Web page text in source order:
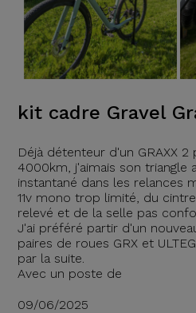
kit cadre Gravel
Déjà détenteur d'un GRAXX
4000km, j'aimais son triangle
instantané dans les relances
11v mono trop limité, du
relevé et de la selle pas
J'ai préféré partir d'un
paires de roues GRX et
par la suite.
Avec un poste de
09/06/2025